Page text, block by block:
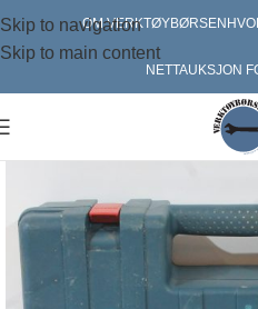
Skip to navigation
Skip to main content
OM VERKTØYBØRSEN
NETTAUKSJON